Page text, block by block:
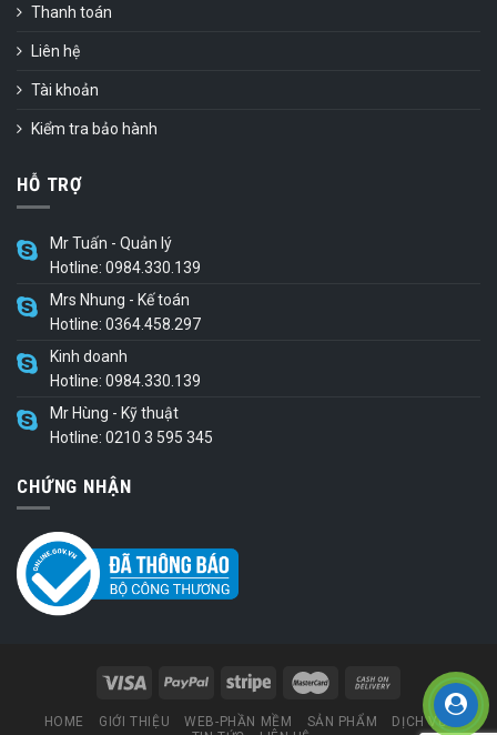
Thanh toán
Liên hệ
Tài khoản
Kiểm tra bảo hành
HỖ TRỢ
Mr Tuấn - Quản lý
Hotline: 0984.330.139
Mrs Nhung - Kế toán
Hotline: 0364.458.297
Kinh doanh
Hotline: 0984.330.139
Mr Hùng - Kỹ thuật
Hotline: 0210 3 595 345
CHỨNG NHẬN
HOME GIỚI THIỆU WEB-PHẦN MỀM SẢN PHẨM
DỊCH VỤ